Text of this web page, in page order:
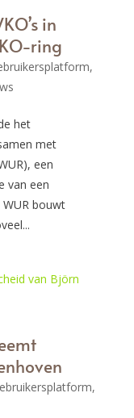
in
ring
,
het
met
een
van een
bouwt
,